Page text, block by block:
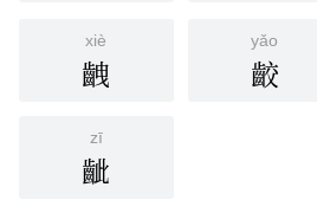
xiè
齥
yǎo
齩
zī
齜